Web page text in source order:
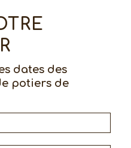
dates des
potiers de